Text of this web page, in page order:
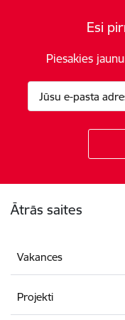
Esi
Piesakies
Ātrās saites
Vakances
Projekti